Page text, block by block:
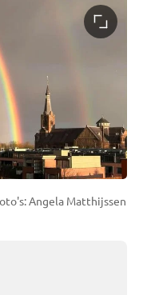
Angela Matthijssen